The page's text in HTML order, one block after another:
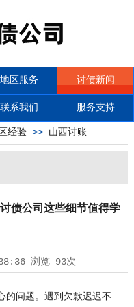
地区服务 讨债新闻
联系我们 服务支持
经验>> 山西讨账
债公司这些细节值得学
浏览 93次
问题。遇到欠款迟迟不